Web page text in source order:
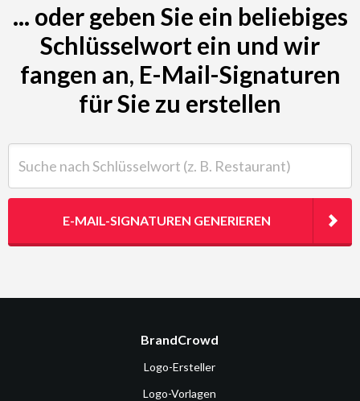
... oder geben Sie ein beliebiges
Schlüsselwort ein und wir
fangen an, E-Mail-Signaturen
für Sie zu erstellen
E-MAIL-SIGNATUREN GENERIEREN
BrandCrowd
Logo-Ersteller
Logo-Vorlagen